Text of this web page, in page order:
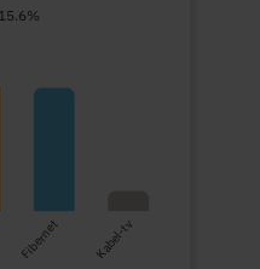
Fibernet Kabel-tv